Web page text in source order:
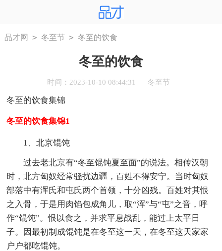
品才网 > 冬至节 > 冬至的饮食
冬至的饮食
时间：2023-10-10 08:44:31 冬至节
冬至的饮食集锦
冬至的饮食集锦1
1、北京馄饨
过去老北京有“冬至馄饨夏至面”的说法。相传汉朝
时，北方匈奴经常骚扰边疆，百姓不得安宁。当时匈奴
部落中有浑氏和屯氏两个首领，十分凶残。百姓对其恨
之入骨，于是用肉馅包成角儿，取“浑”与“屯”之音，呼
作“馄饨”。恨以食之，并求平息战乱，能过上太平日
子。因最初制成馄饨是在冬至这一天，在冬至这天家家
户户都吃馄饨。